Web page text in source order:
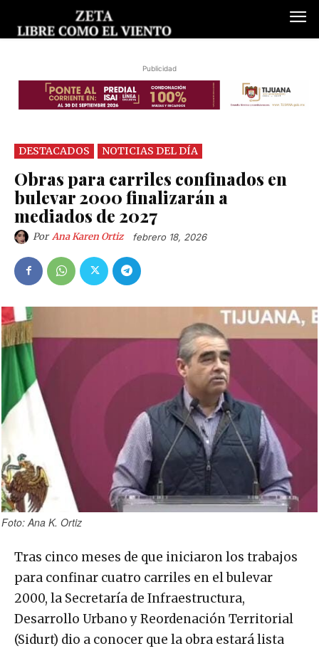
Publicidad
DESTACADOS NOTICIAS DEL DÍA
Obras para carriles confinados en
bulevar 2000 finalizarán a
mediados de 2027
Por Ana Karen Ortiz febrero 18, 2026
Foto: Ana K. Ortiz
Tras cinco meses de que iniciaron los trabajos
para confinar cuatro carriles en el bulevar
2000, la Secretaría de Infraestructura,
Desarrollo Urbano y Reordenación Territorial
(Sidurt) dio a conocer que la obra estará lista